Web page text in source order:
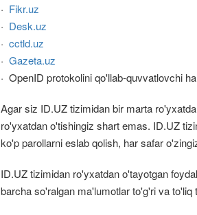
· Fikr.uz
· Desk.uz
· cctld.uz
· Gazeta.uz
· OpenID protokolini qo'llab-quvvatlovchi
Agar siz ID.UZ tizimidan bir marta
ro'yxatdan o'tishingiz shart emas. ID.UZ
ko'p parollarni eslab qolish, har safar
ID.UZ tizimidan ro'yxatdan o'tayotgan
barcha so'ralgan ma'lumotlar to'g'ri va